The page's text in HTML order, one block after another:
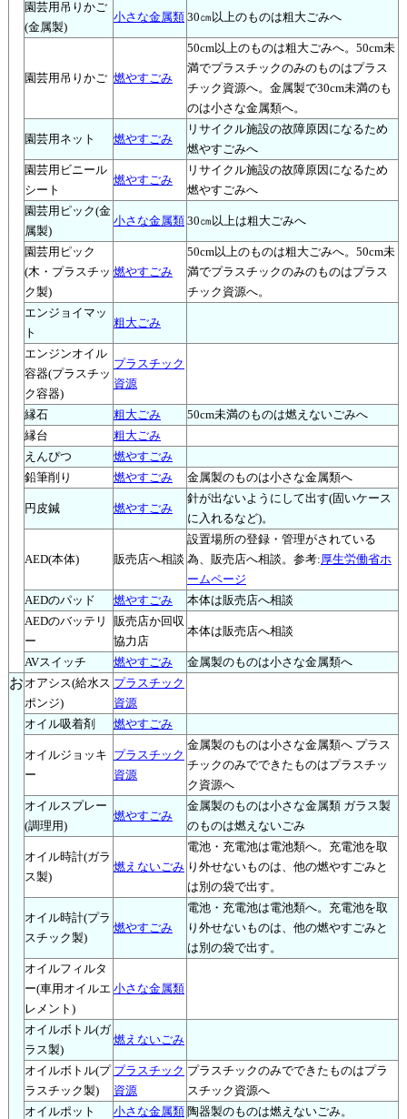
園芸用吊りかご
(金属製)
小さな金属類 30㎝以上のものは粗大ごみへ
園芸用吊りかご 燃やすごみ
50cm以上のものは粗大ごみへ。50cm未
満でプラスチックのみのものはプラス
チック資源へ。金属製で30cm未満のも
のは小さな金属類へ。
園芸用ネット 燃やすごみ
リサイクル施設の故障原因になるため
燃やすごみへ
園芸用ビニール
シート
燃やすごみ
リサイクル施設の故障原因になるため
燃やすごみへ
園芸用ピック(金
属製)
小さな金属類 30㎝以上は粗大ごみへ
園芸用ピック
(木・プラスチッ
ク製)
燃やすごみ
50cm以上のものは粗大ごみへ。50cm未
満でプラスチックのみのものはプラス
チック資源へ。
エンジョイマッ
ト
粗大ごみ
エンジンオイル
容器(プラスチッ
ク容器)
プラスチック
資源
縁石 粗大ごみ
50cm未満のものは燃えないごみへ
縁台
粗大ごみ
えんぴつ
燃やすごみ
鉛筆削り
燃やすごみ 金属製のものは小さな金属類へ
円皮鍼 燃やすごみ
針が出ないようにして出す(固いケース
に入れるなど)。
AED(本体) 販売店へ相談
設置場所の登録・管理がされている
為、販売店へ相談。参考:厚生労働省ホ
ームページ
AEDのパッド
燃やすごみ
本体は販売店へ相談
AEDのバッテリ
ー
販売店か回収
協力店
本体は販売店へ相談
AVスイッチ 燃やすごみ 金属製のものは小さな金属類へ
お オアシス(給水ス
ポンジ)
プラスチック
資源
オイル吸着剤
燃やすごみ
オイルジョッキ
ー
プラスチック
資源
金属製のものは小さな金属類へ プラス
チックのみでできたものはプラスチッ
ク資源へ
オイルスプレー
(調理用)
燃やすごみ
金属製のものは小さな金属類 ガラス製
のものは燃えないごみ
オイル時計(ガラ
ス製)
燃えないごみ
電池・充電池は電池類へ。充電池を取
り外せないものは、他の燃やすごみと
は別の袋で出す。
オイル時計(プラ
スチック製)
燃やすごみ
電池・充電池は電池類へ。充電池を取
り外せないものは、他の燃やすごみと
は別の袋で出す。
オイルフィルタ
ー(車用オイルエ
レメント)
小さな金属類
オイルボトル(ガ
ラス製)
燃えないごみ
オイルボトル(プ
ラスチック製)
プラスチック
資源
プラスチックのみでできたものはプラ
スチック資源へ
オイルポット
小さな金属類 陶器製のものは燃えないごみ。